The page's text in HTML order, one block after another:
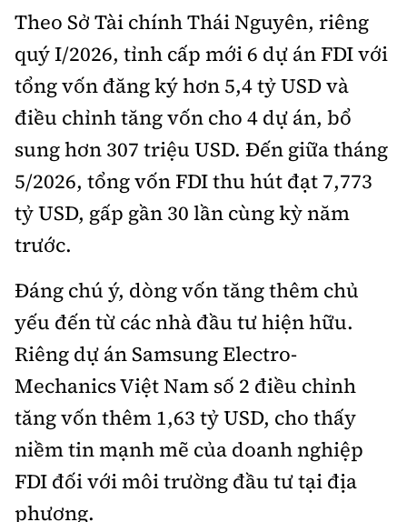
La Đức Hùng
Giấy phép số 02/GP-BC, cấp ngày 22/4/2025.
Chuyên trang của Báo Xây dựng
Hotline:
0901 514 799
Quảng cáo và Phát hành:
0915 057 282
Email: bandoc@baoxaydung.vn
Cấm sao chép dưới mọi hình thức nếu không có sự
chấp thuận bằng văn bản.
Thông tin tòa soạn
Theo Sở Tài chính Thái Nguyên, riêng
quý I/2026, tỉnh cấp mới 6 dự án FDI với
tổng vốn đăng ký hơn 5,4 tỷ USD và
điều chỉnh tăng vốn cho 4 dự án, bổ
sung hơn 307 triệu USD. Đến giữa tháng
5/2026, tổng vốn FDI thu hút đạt 7,773
tỷ USD, gấp gần 30 lần cùng kỳ năm
trước.
Đáng chú ý, dòng vốn tăng thêm chủ
yếu đến từ các nhà đầu tư hiện hữu.
Riêng dự án Samsung Electro-
Mechanics Việt Nam số 2 điều chỉnh
tăng vốn thêm 1,63 tỷ USD, cho thấy
niềm tin mạnh mẽ của doanh nghiệp
FDI đối với môi trường đầu tư tại địa
phương.